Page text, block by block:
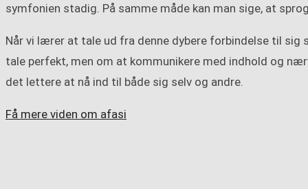
symfonien stadig. På samme måde kan man sige, at
Når vi lærer at tale ud fra denne dybere forbindelse til
tale perfekt, men om at kommunikere med indhold og
det lettere at nå ind til både sig selv og andre.
Få mere viden om afasi